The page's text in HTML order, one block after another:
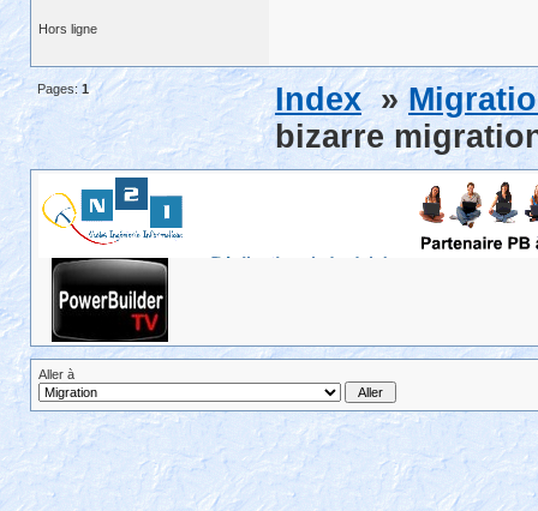
Hors ligne
Pages:1 Index »
bizarre
Aller à